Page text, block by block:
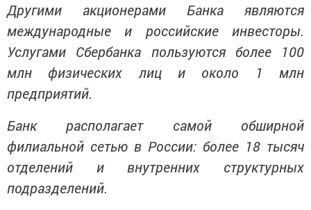
Другими акционерами Банка являются
международные и российские инвесторы.
Услугами Сбербанка пользуются более 100
млн физических лиц и около 1 млн
предприятий.
Банк располагает самой обширной
филиальной сетью в России: более 18 тысяч
отделений и внутренних структурных
подразделений.